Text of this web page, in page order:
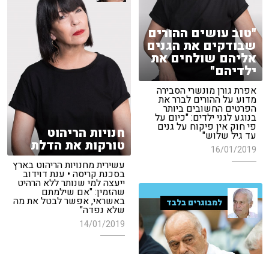
"טוב עושים ההורים
שבודקים את הגנים
אליהם שולחים את
ילדיהם"
אפרת גורן מונשרי הסבירה
מדוע על ההורים לברר את
הפרטים החשובים ביותר
בנוגע לגני ילדים: "כיום על
פי חוק אין פיקוח על גנים
עד גיל שלוש"
16/01/2019
חנויות הריהוט
טורקות את הדלת
עשירית מחנויות הריהוט בארץ
בסכנת קריסה • ענת דוידוב
ייעצה למי שנותר ללא הרהיט
שהזמין: "אם שילמתם
באשראי, אפשר לבטל את מה
שלא נפדה"
14/01/2019
למבוגרים בלבד